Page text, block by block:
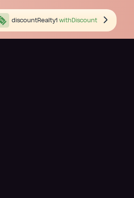
discountRealty1 withDiscount